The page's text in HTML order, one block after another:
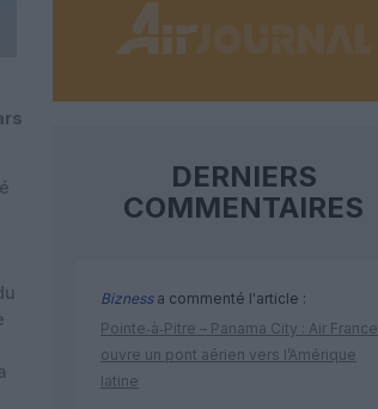
DERNIERS
COMMENTAIRES
Biznessa commenté l'article :
Pointe‑à‑Pitre – Panama City : Air France
ouvre un pont aérien vers l’Amérique
latine